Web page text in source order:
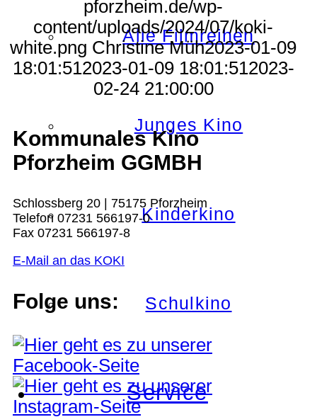
Alle Filmreihen
Junges Kino
Kinderkino
Schulkino
Service
pforzheim.de/wp-
content/uploads/2024/07/koki-
white.png Christine Müh2023-01-09
18:01:51 2023-01-09 18:01:51 2023-
02-24 21:00:00
Kommunales Kino
Pforzheim GGMBH
Schlossberg 20 | 75175 Pforzheim
Telefon 07231 566197-0
Fax 07231 566197-8
E-Mail an das KOKI
Folge uns: